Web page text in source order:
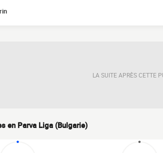
LA SUITE APRÈS CETTE
en Parva Liga (Bulgarie)